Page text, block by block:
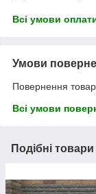
Всі умови
Умови
Повернення
Всі умови
Подібні товари